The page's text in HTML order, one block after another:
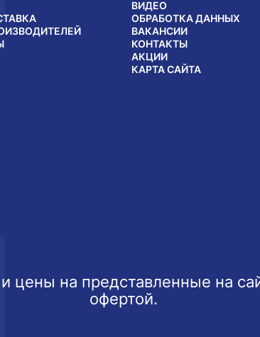
ВИДЕО
ОБРАБОТКА ДАННЫХ
ВАКАНСИИ
КОНТАКТЫ
АКЦИИ
КАРТА САЙТА
цены на представленные на
офертой.